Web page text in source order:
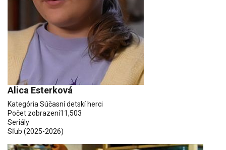
Alica Esterková
KategóriaSúčasní detskí herci
Počet zobrazení11,503
Seriály
Sľub (2025-2026)